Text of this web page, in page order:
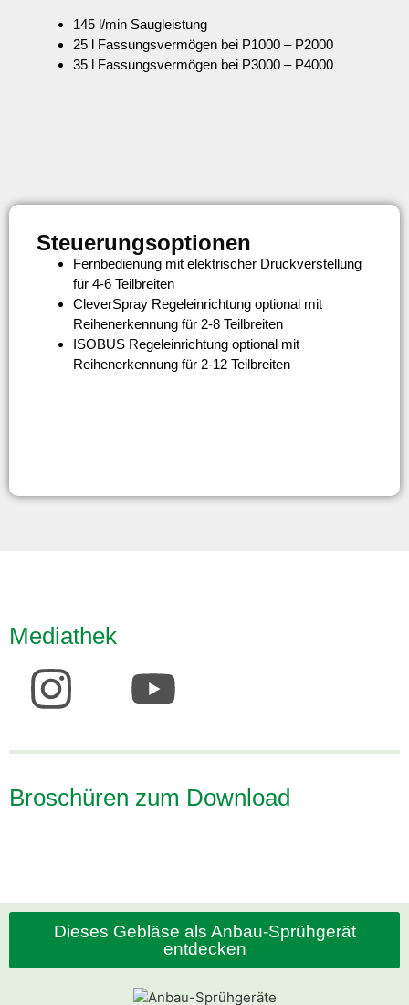
145 l/min Saugleistung
25 l Fassungsvermögen bei P1000 – P2000
35 l Fassungsvermögen bei P3000 – P4000
Steuerungsoptionen
Fernbedienung mit elektrischer Druckverstellung
für 4-6 Teilbreiten
CleverSpray Regeleinrichtung optional mit
Reihenerkennung für 2-8 Teilbreiten
ISOBUS Regeleinrichtung optional mit
Reihenerkennung für 2-12 Teilbreiten
Mediathek
Broschüren zum Download
Dieses Gebläse als Anbau-Sprühgerät
entdecken